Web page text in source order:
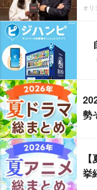
オリ
勢
挙